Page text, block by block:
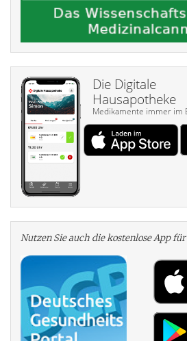
Die Digitale
Hausapotheke
Medikamente immer im
Nutzen Sie auch die kosten­lose App